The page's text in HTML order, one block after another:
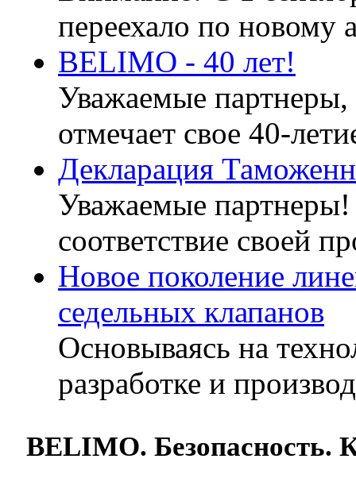
переехало по новому
BELIMO - 40 лет!
Уважаемые
отмечает свое 40-
Декларация
Уважаемые
соответствие своей
Новое поколение
седельных клапанов
Основываясь на
разработке и
BELIMO. Безопасность.